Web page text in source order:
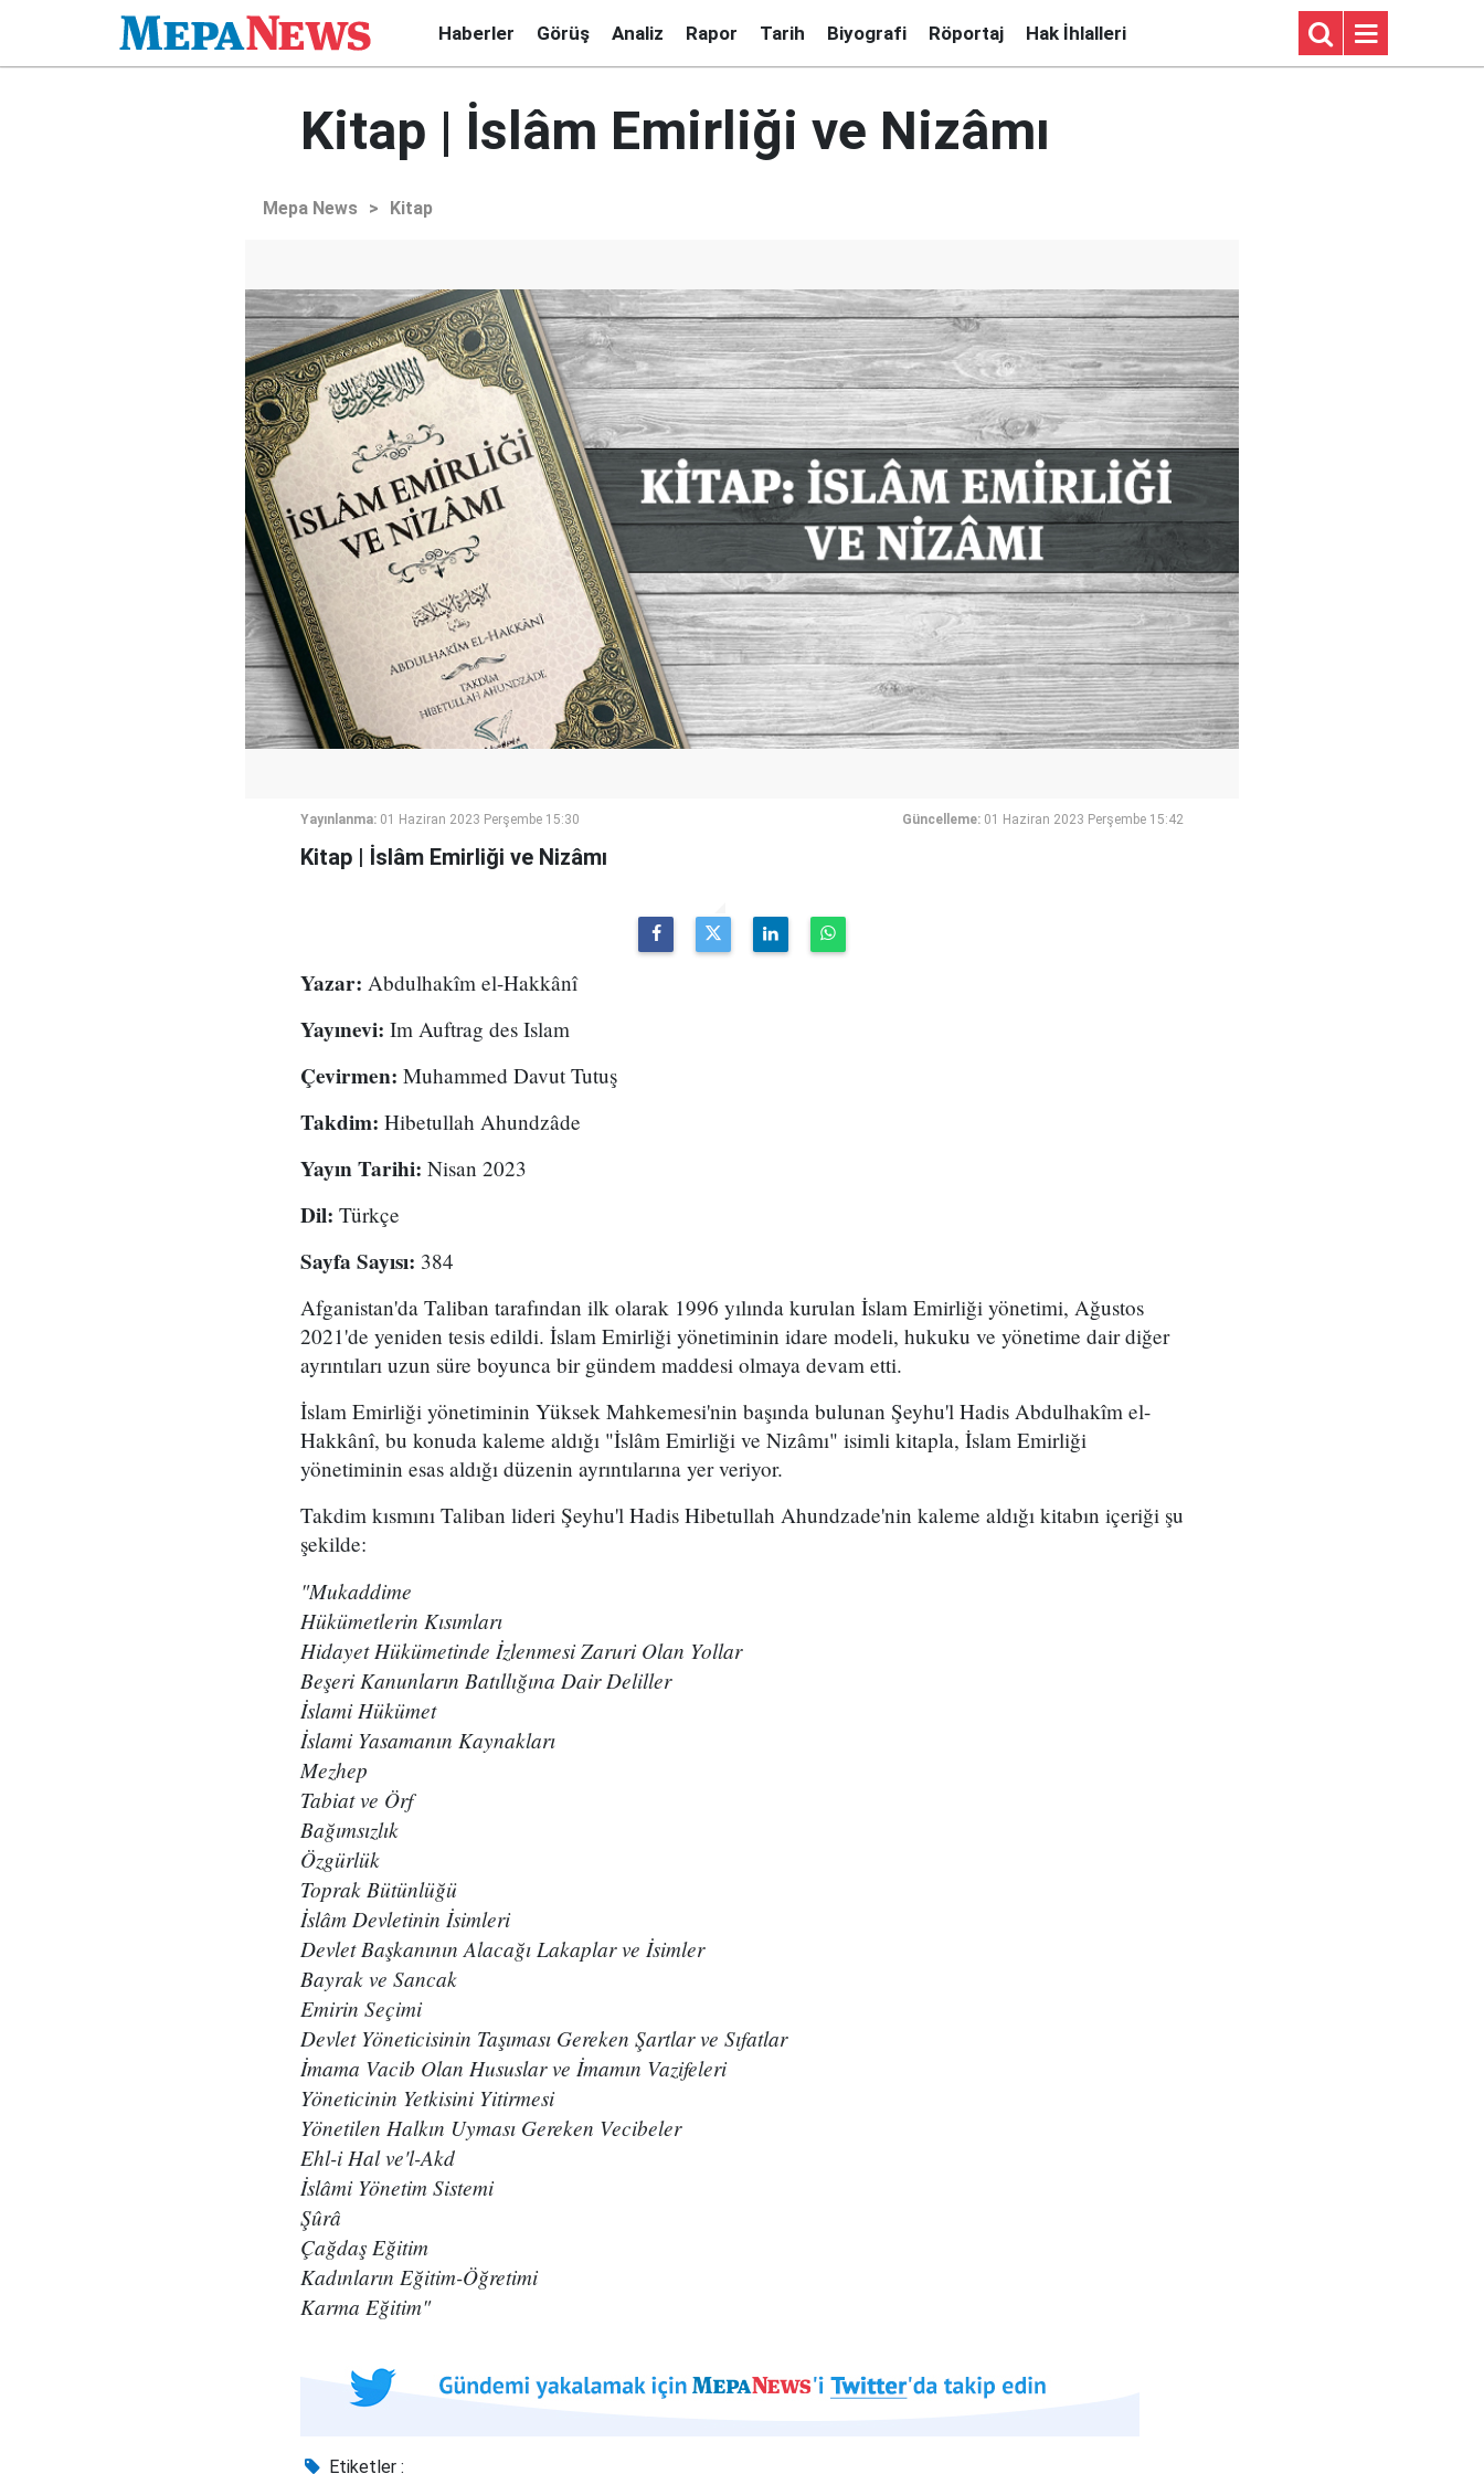
Haberler Görüş Analiz Rapor Tarih Biyografi Röportaj Hak İhlalleri
Kitap | İslâm Emirliği ve Nizâmı
Mepa News > Kitap
Yayınlanma: 01 Haziran 2023 Perşembe 15:30 Güncelleme: 01 Haziran 2023 Perşembe 15:42
Kitap | İslâm Emirliği ve Nizâmı
Yazar: Abdulhakîm el-Hakkânî
Yayınevi: Im Auftrag des Islam
Çevirmen: Muhammed Davut Tutuş
Takdim: Hibetullah Ahundzâde
Yayın Tarihi: Nisan 2023
Dil: Türkçe
Sayfa Sayısı: 384
Afganistan'da Taliban tarafından ilk olarak 1996 yılında kurulan İslam Emirliği yönetimi, Ağustos
2021'de yeniden tesis edildi. İslam Emirliği yönetiminin idare modeli, hukuku ve yönetime dair diğer
ayrıntıları uzun süre boyunca bir gündem maddesi olmaya devam etti.
İslam Emirliği yönetiminin Yüksek Mahkemesi'nin başında bulunan Şeyhu'l Hadis Abdulhakîm el-
Hakkânî, bu konuda kaleme aldığı "İslâm Emirliği ve Nizâmı" isimli kitapla, İslam Emirliği
yönetiminin esas aldığı düzenin ayrıntılarına yer veriyor.
Takdim kısmını Taliban lideri Şeyhu'l Hadis Hibetullah Ahundzade'nin kaleme aldığı kitabın içeriği şu
şekilde:
"Mukaddime
Hükümetlerin Kısımları
Hidayet Hükümetinde İzlenmesi Zaruri Olan Yollar
Beşeri Kanunların Batıllığına Dair Deliller
İslami Hükümet
İslami Yasamanın Kaynakları
Mezhep
Tabiat ve Örf
Bağımsızlık
Özgürlük
Toprak Bütünlüğü
İslâm Devletinin İsimleri
Devlet Başkanının Alacağı Lakaplar ve İsimler
Bayrak ve Sancak
Emirin Seçimi
Devlet Yöneticisinin Taşıması Gereken Şartlar ve Sıfatlar
İmama Vacib Olan Hususlar ve İmamın Vazifeleri
Yöneticinin Yetkisini Yitirmesi
Yönetilen Halkın Uyması Gereken Vecibeler
Ehl-i Hal ve'l-Akd
İslâmi Yönetim Sistemi
Şûrâ
Çağdaş Eğitim
Kadınların Eğitim-Öğretimi
Karma Eğitim"
Etiketler :